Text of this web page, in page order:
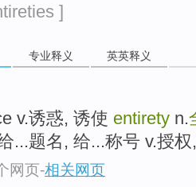
]
专业释义 英英释义
v.诱惑, 诱使 entirety n.
...题名, 给...称号 v.授
网页-相关网页